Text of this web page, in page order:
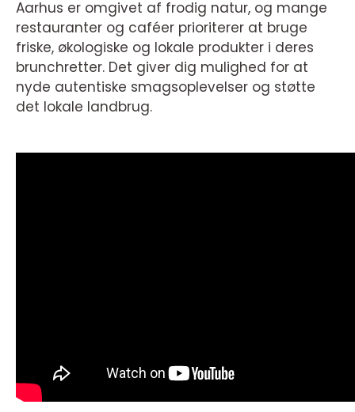
Aarhus er omgivet af frodig natur, og mange
restauranter og caféer prioriterer at bruge
friske, økologiske og lokale produkter i deres
brunchretter. Det giver dig mulighed for at
nyde autentiske smagsoplevelser og støtte
det lokale landbrug.